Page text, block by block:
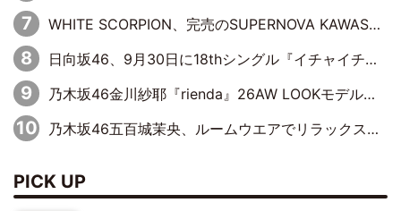
WHITE SCORPION、完売のSUPERNOVA KAWASAKIで沸いた“着席型LIVE” 『BASE Live #16』昼公演リポート
日向坂46、9月30日に18thシングル『イチャイチャ虫』の発売決定！ フォーメーションは『日向坂で会いましょう』にて発表
乃木坂46金川紗耶『rienda』26AW LOOKモデルに就任
乃木坂46五百城茉央、ルームウエアでリラックス「今回のグラビアを見て成長を感じていただけるとうれしい」
PICK UP